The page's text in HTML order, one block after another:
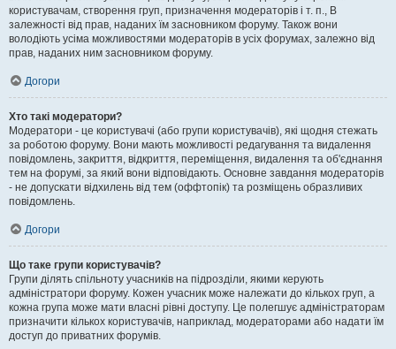
користувачам, створення груп, призначення модераторів і т. п., В
залежності від прав, наданих їм засновником форуму. Також вони
володіють усіма можливостями модераторів в усіх форумах, залежно від
прав, наданих ним засновником форуму.
Догори
Хто такі модератори?
Модератори - це користувачі (або групи користувачів), які щодня стежать
за роботою форуму. Вони мають можливості редагування та видалення
повідомлень, закриття, відкриття, переміщення, видалення та об'єднання
тем на форумі, за який вони відповідають. Основне завдання модераторів
- не допускати відхилень від тем (оффтопік) та розміщень образливих
повідомлень.
Догори
Що таке групи користувачів?
Групи ділять спільноту учасників на підрозділи, якими керують
адміністратори форуму. Кожен учасник може належати до кількох груп, а
кожна група може мати власні рівні доступу. Це полегшує адміністраторам
призначити кількох користувачів, наприклад, модераторами або надати їм
доступ до приватних форумів.